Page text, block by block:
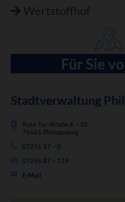
Wertstoffhof
Für Sie
Stadtverwaltung
Rote-Tor-Straße 6 – 10,
76661 Philippsburg
07256 87 – 0
07256 87 – 119
E-Mail